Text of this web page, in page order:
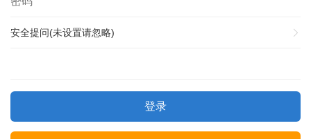
安全提问(未设置请忽略)
登录